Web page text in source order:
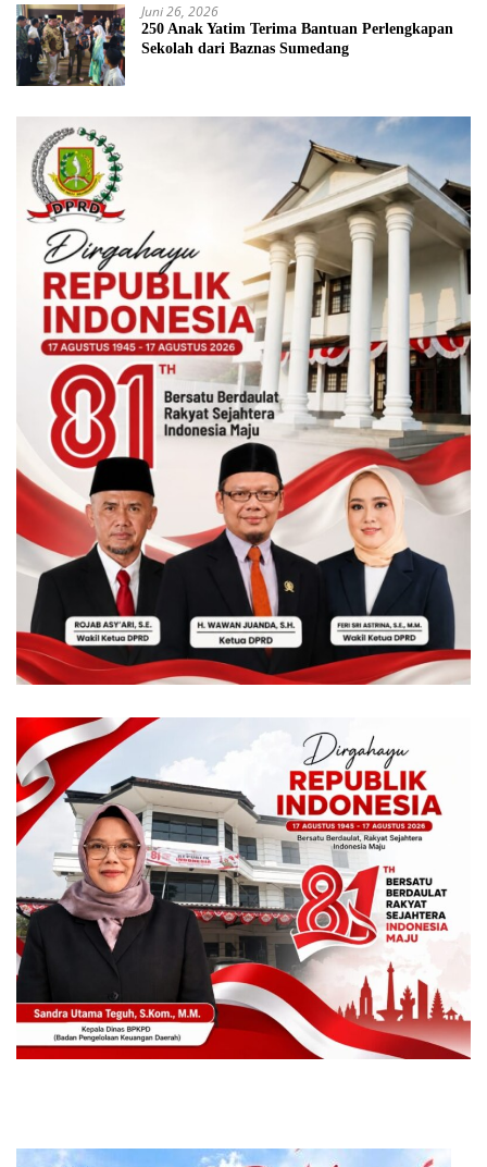
Juni 26, 2026
250 Anak Yatim Terima Bantuan Perlengkapan
Sekolah dari Baznas Sumedang